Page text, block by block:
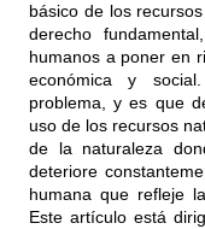
básico de los
derecho
humanos a poner en
económica y
problema, y es que
uso de los recursos
de la naturaleza
deteriore
humana que refleje
Este artículo está